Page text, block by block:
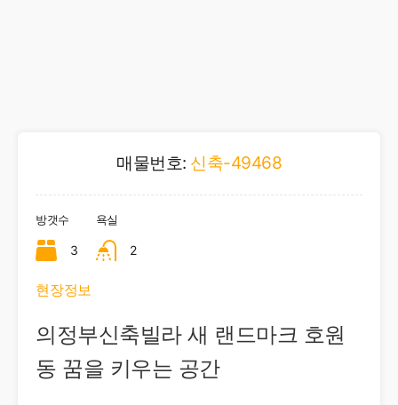
매물번호: 신축-49468
방갯수
3
욕실
2
현장정보
의정부신축빌라 새 랜드마크 호원
동 꿈을 키우는 공간